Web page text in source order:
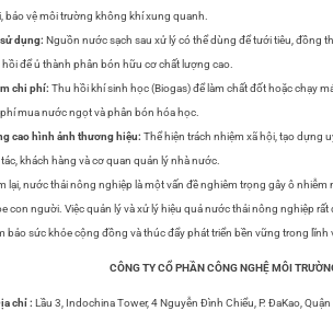
bảo vệ môi trường không khí xung quanh.
dụng: Nguồn nước sạch sau xử lý có thể dùng để tưới tiêu, đồng
để ủ thành phân bón hữu cơ chất lượng cao.
chi phí: Thu hồi khí sinh học (Biogas) để làm chất đốt hoặc chạy
mua nước ngọt và phân bón hóa học.
cao hình ảnh thương hiệu: Thể hiện trách nhiệm xã hội, tạo dựng
khách hàng và cơ quan quản lý nhà nước.
lại, nước thải nông nghiệp là một vấn đề nghiêm trọng gây ô
con người. Việc quản lý và xử lý hiệu quả nước thải nông nghiệp
bảo sức khỏe cộng đồng và thúc đẩy phát triển bền vững trong lĩnh
CÔNG TY CỔ PHẦN CÔNG NGHỆ MÔI
chỉ : Lầu 3, Indochina Tower, 4 Nguyễn Đình Chiểu, P. ĐaKao,